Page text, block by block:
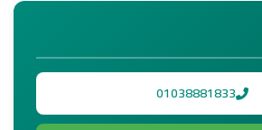
01038881833